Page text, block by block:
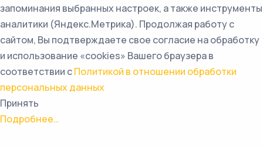
запоминания выбранных настроек, а также инструменты
аналитики (Яндекс.Метрика). Продолжая работу с
сайтом, Вы подтверждаете свое согласие на обработку
и использование «cookies» Вашего браузера в
соответствии сПолитикой в отношении обработки
персональных данных
Принять
Подробнее…